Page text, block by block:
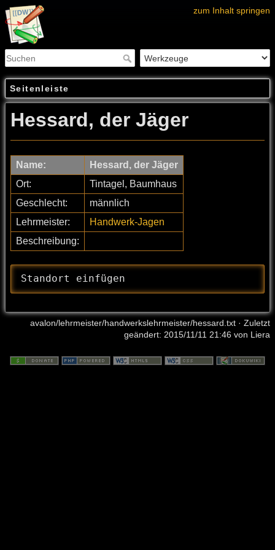
zum Inhalt springen
Seitenleiste
Hessard, der Jäger
Name:
Hessard, der Jäger
Ort:
Tintagel, Baumhaus
Geschlecht:
männlich
Lehrmeister:
Handwerk-Jagen
Beschreibung:
Standort einfügen
avalon/lehrmeister/handwerkslehrmeister/hessard.txt · Zuletzt
geändert: 2015/11/11 21:46 von Liera